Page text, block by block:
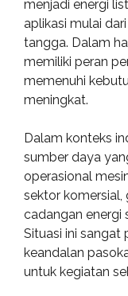
menjadi energi
aplikasi mulai
tangga. Dalam
memiliki peran
memenuhi
meningkat.
Dalam konteks
sumber daya
operasional
sektor komersial,
cadangan energi
Situasi ini sangat
keandalan
untuk kegiatan